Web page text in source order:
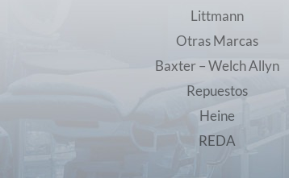
Littmann
Otras Marcas
Baxter – Welch Allyn
Repuestos
Heine
REDA